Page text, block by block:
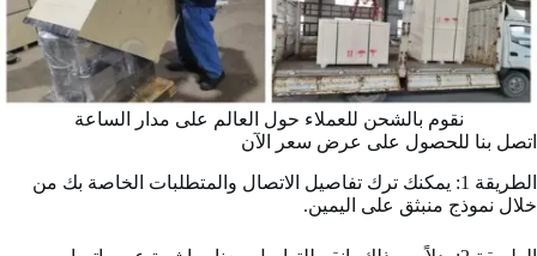
نقوم بالشحن للعملاء حول العالم على مدار الساعة
اتصل بنا للحصول على عرض سعر الآن
الطريقة 1: يمكنك ترك تفاصيل الاتصال والمتطلبات الخاصة بك من
خلال نموذج منبثق على اليمين.